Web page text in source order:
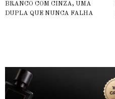
BRANCO COM CINZA, UMA
DUPLA QUE NUNCA FALHA